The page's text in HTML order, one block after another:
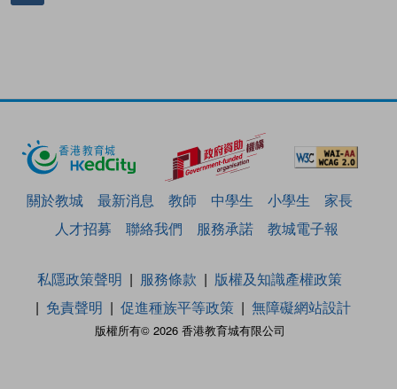
關於教城 最新消息 教師 中學生 小學生
家長
人才招募
聯絡我們 服務承諾 教城電子報
版權所有© 2026 香港教育城有限公司
私隱政策聲明 服務條款
版權及知識產權政策
免責聲明
促進種族平等政策 無障礙網站設計